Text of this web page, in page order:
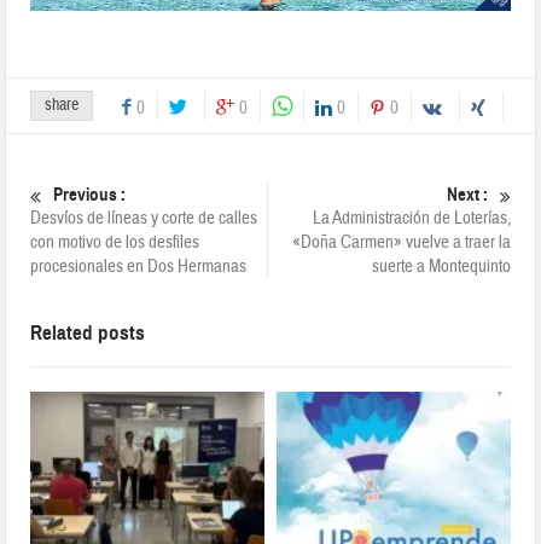
share 0 0 0 0
Previous :
Desvíos de líneas y corte de calles
con motivo de los desfiles
procesionales en Dos Hermanas
Next :
La Administración de Loterías,
«Doña Carmen» vuelve a traer la
suerte a Montequinto
Related posts